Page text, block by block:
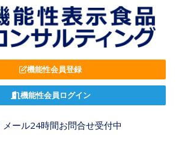
機能性会員登録
機能性会員ログイン